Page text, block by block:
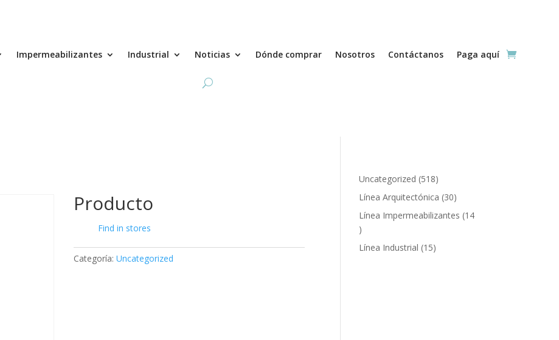
Impermeabilizantes Industrial Noticias Dónde comprar Nosotros Contáctanos Paga aquí
Producto
Find in stores
Categoría:Uncategorized
Uncategorized 518518
productos
Línea Arquitectónica 3030
productos
Línea Impermeabilizantes 14
14
productos
Línea Industrial 1515